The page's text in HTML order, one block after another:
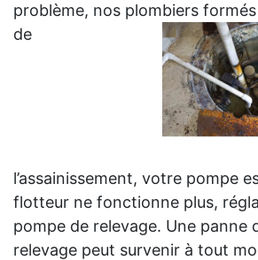
problème, nos plombiers
de
l’assainissement, votre pompe
flotteur ne fonctionne plus,
pompe de relevage. Une panne
relevage peut survenir à tout